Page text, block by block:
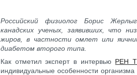
Российский физиолог Борис
канадских ученых, заявивших, что
жиров, в частности омлет или
диабетом второго типа.
Как отметил эксперт в интервью РЕН
индивидуальные особенности